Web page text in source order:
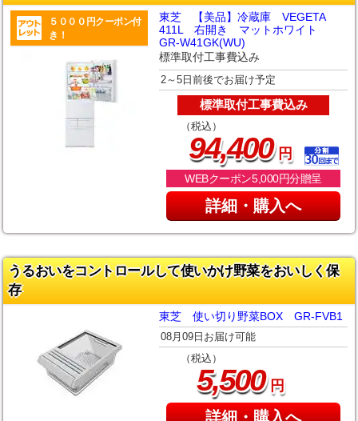
５０００円クーポン付
き！
東芝 【美品】冷蔵庫 VEGETA
411L 右開き マットホワイト
GR-W41GK(WU)
標準取付工事費込み
2～5日前後でお届け予定
標準取付工事費込み
（税込）
94,400円
WEBクーポン5,000円分贈呈
詳細・購入へ
うるおいをコントロールして使いかけ野菜をおいしく保
存
東芝 使い切り野菜BOX GR-FVB1
08月09日お届け可能
（税込）
5,500円
詳細・購入へ